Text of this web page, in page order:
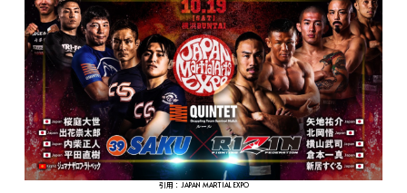
引用：JAPAN MARTIAL EXPO